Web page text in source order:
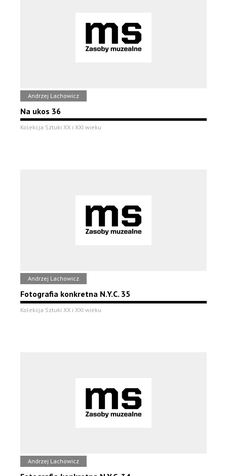
Andrzej Lachowicz
Na ukos 36
Kolekcja Sztuki XX i XXI wieku
Andrzej Lachowicz
Fotografia konkretna N.Y.C. 35
Kolekcja Sztuki XX i XXI wieku
Andrzej Lachowicz